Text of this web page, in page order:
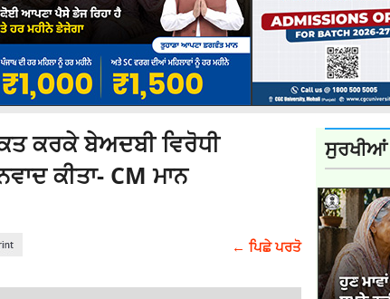
ਕਰਕੇ ਬੇਅਦਬੀ ਵਿਰੋਧੀ
ਕੀਤਾ- CM ਮਾਨ
← ਪਿਛੇ ਪਰਤੋ
ਸੁਰਖੀਆਂ